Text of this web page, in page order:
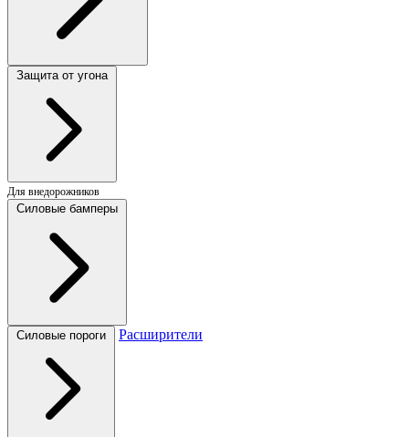
Защита от угона
Для внедорожников
Силовые бамперы
Силовые пороги Расширители